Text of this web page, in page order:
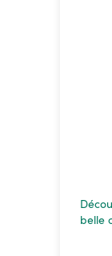
belle